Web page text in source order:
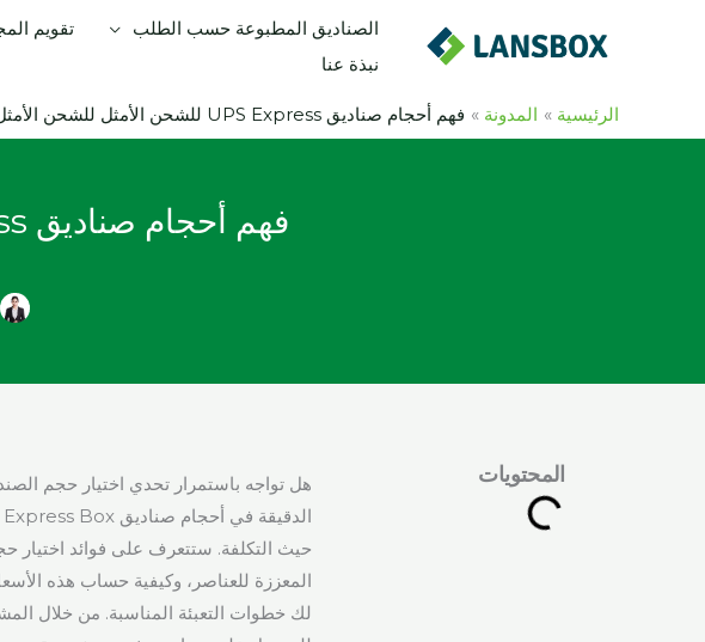
الصناديق المطبوعة حسب الطلب تقويم
نبذة عنا
الرئيسية المدونة فهم أحجام صناديق UPS Express للشحن الأمثل للشحن الأمثل
المحتويات
هل تواجه باستمرار تحدي اختيار حجم
حيث التكلفة. ستتعرف على فوائد اختيار
المعززة للعناصر، وكيفية حساب هذه
لك خطوات التعبئة المناسبة. من خلال